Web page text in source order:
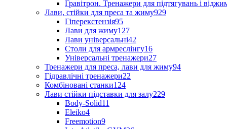
Гравітрон. Тренажери для підтягувань і
Лави, стійки для преса та жиму929
Гіперекстензія95
Лави для жиму127
Лави універсальні42
Столи для армреслінгу16
Універсальні тренажери27
Тренажери для преса, лави для жиму94
Гідравлічні тренажери22
Комбіновані станки124
Лави стійки підставки для залу229
Body-Solid11
Eleiko4
Freemotion9